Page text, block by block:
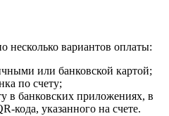
несколько вариантов оплаты:
или банковской картой;
по счету;
в банковских приложениях, в
кода, указанного на счете.